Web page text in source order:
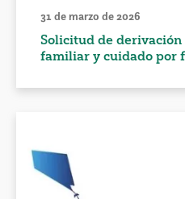
31 de marzo de 2026
Solicitud de
familiar y cuidado por